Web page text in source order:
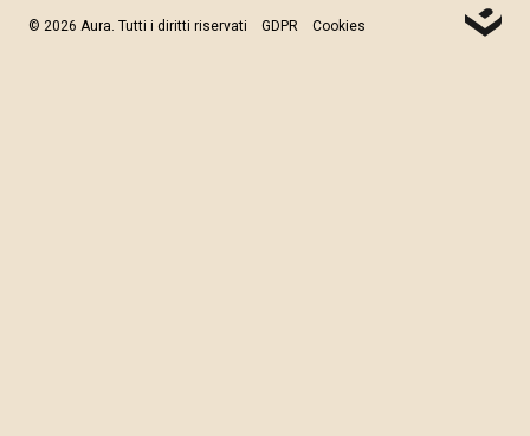
© 2026 Aura. Tutti i diritti riservati GDPR Cookies